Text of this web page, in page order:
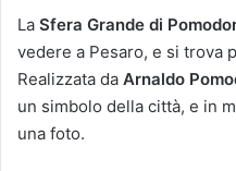
La Sfera Grande di
vedere a Pesaro, e si trova
Realizzata da Arnaldo
un simbolo della città, e in
una foto.